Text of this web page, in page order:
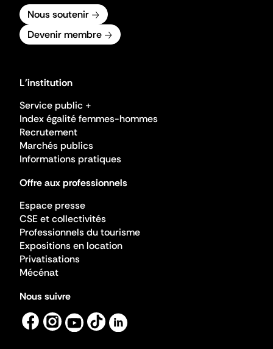
Nous soutenir
Devenir membre
L'institution
Service public +
Index égalité femmes-hommes
Recrutement
Marchés publics
Informations pratiques
Offre aux professionnels
Espace presse
CSE et collectivités
Professionnels du tourisme
Expositions en location
Privatisations
Mécénat
Nous suivre